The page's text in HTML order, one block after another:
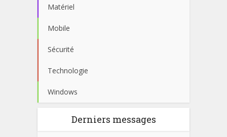
Matériel
Mobile
Sécurité
Technologie
Windows
Derniers messages